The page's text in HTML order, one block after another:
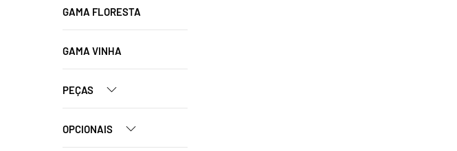
GAMA FLORESTA
GAMA VINHA
PEÇAS
OPCIONAIS